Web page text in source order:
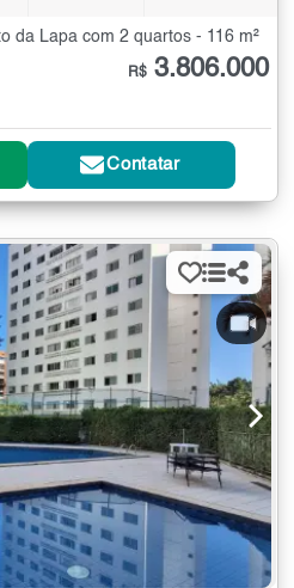
da Lapa com 2 quartos - 116 m²
R$ 3.806.000
Contatar